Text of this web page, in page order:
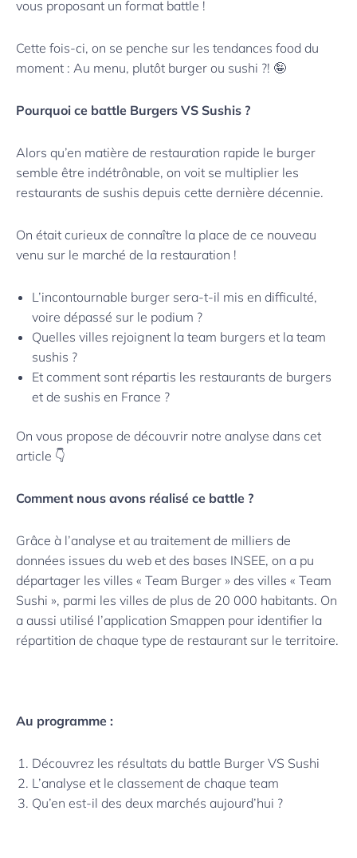
vous proposant un format battle !
Cette fois-ci, on se penche sur les tendances food du
moment : Au menu, plutôt burger ou sushi ?! 🤪
Pourquoi ce battle Burgers VS Sushis ?
Alors qu’en matière de restauration rapide le burger
semble être indétrônable, on voit se multiplier les
restaurants de sushis depuis cette dernière décennie.
On était curieux de connaître la place de ce nouveau
venu sur le marché de la restauration !
L’incontournable burger sera-t-il mis en difficulté,
voire dépassé sur le podium ?
Quelles villes rejoignent la team burgers et la team
sushis ?
Et comment sont répartis les restaurants de burgers
et de sushis en France ?
On vous propose de découvrir notre analyse dans cet
article 👇
Comment nous avons réalisé ce battle ?
Grâce à l’analyse et au traitement de milliers de
données issues du web et des bases INSEE, on a pu
départager les villes « Team Burger » des villes « Team
Sushi », parmi les villes de plus de 20 000 habitants. On
a aussi utilisé l’application Smappen pour identifier la
répartition de chaque type de restaurant sur le territoire.
Au programme :
Découvrez les résultats du battle Burger VS Sushi
L’analyse et le classement de chaque team
Qu’en est-il des deux marchés aujourd’hui ?